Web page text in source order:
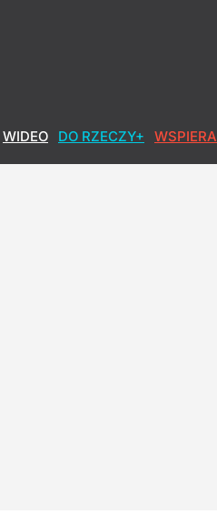
WIDEO DO RZECZY+